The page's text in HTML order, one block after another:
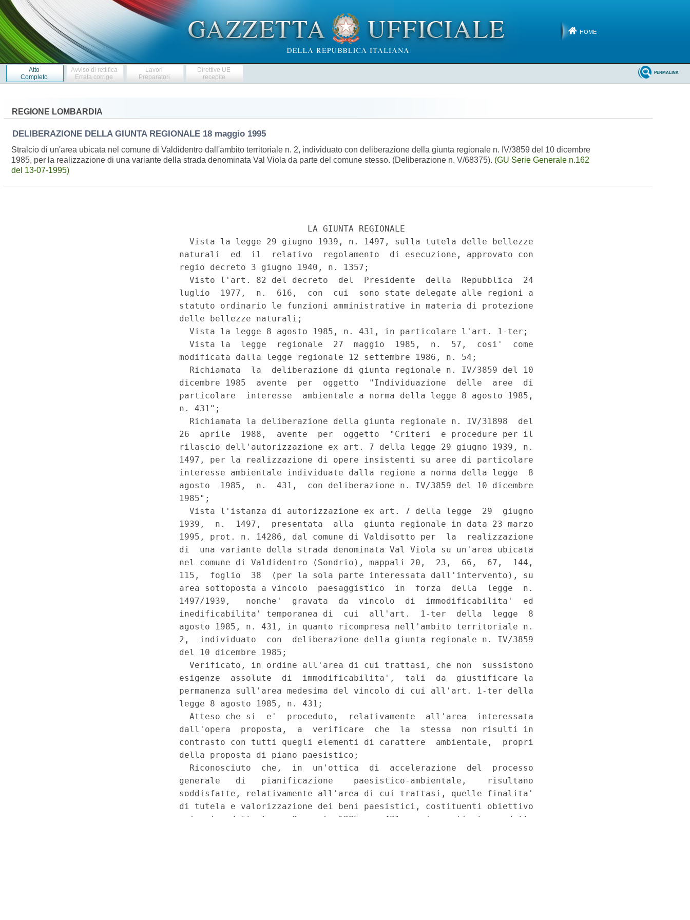
HOME
Atto
Completo
Avviso di rettifica
Errata corrige
Lavori
Preparatori
Direttive UE
recepite
PERMALINK
REGIONE LOMBARDIA
DELIBERAZIONE DELLA GIUNTA REGIONALE 18 maggio 1995
Stralcio di un'area ubicata nel comune di Valdidentro dall'ambito territoriale n. 2, individuato con deliberazione della giunta regionale n. IV/3859 del 10 dicembre
1985, per la realizzazione di una variante della strada denominata Val Viola da parte del comune stesso. (Deliberazione n. V/68375). (GU Serie Generale n.162
del 13-07-1995)